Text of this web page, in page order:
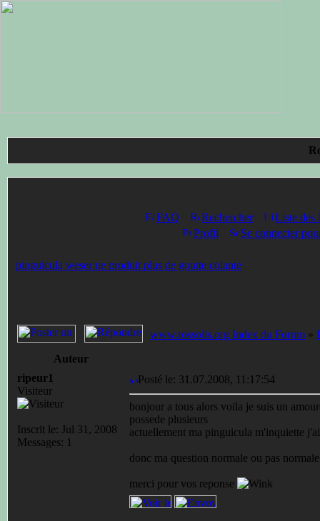
FAQ Rechercher
Liste des
Profil
Se connecter
pinguicula weser ne produit plus de goutte colante
www.rossolis.org Index du Forum »
Auteur
ripeur1
Visiteur
Inscrit le: Jul 31, 2008
Messages: 1
Posté le: 31.07.2008, 11:17:54
bonjour a tous alors voila je suis un
possede plusieurs
actuellement ma pinguicula m'inquiette
donc ma question normale ou pas
merci pour vos reponse